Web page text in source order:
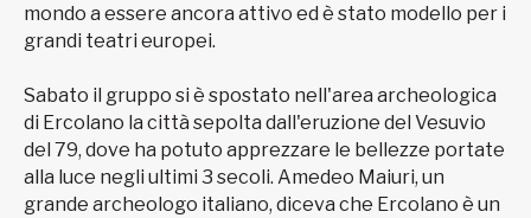
mondo a essere ancora attivo ed è stato modello per i
grandi teatri europei.
Sabato il gruppo si è spostato nell'area archeologica
di Ercolano la città sepolta dall'eruzione del Vesuvio
del 79, dove ha potuto apprezzare le bellezze portate
alla luce negli ultimi 3 secoli. Amedeo Maiuri, un
grande archeologo italiano, diceva che Ercolano è un